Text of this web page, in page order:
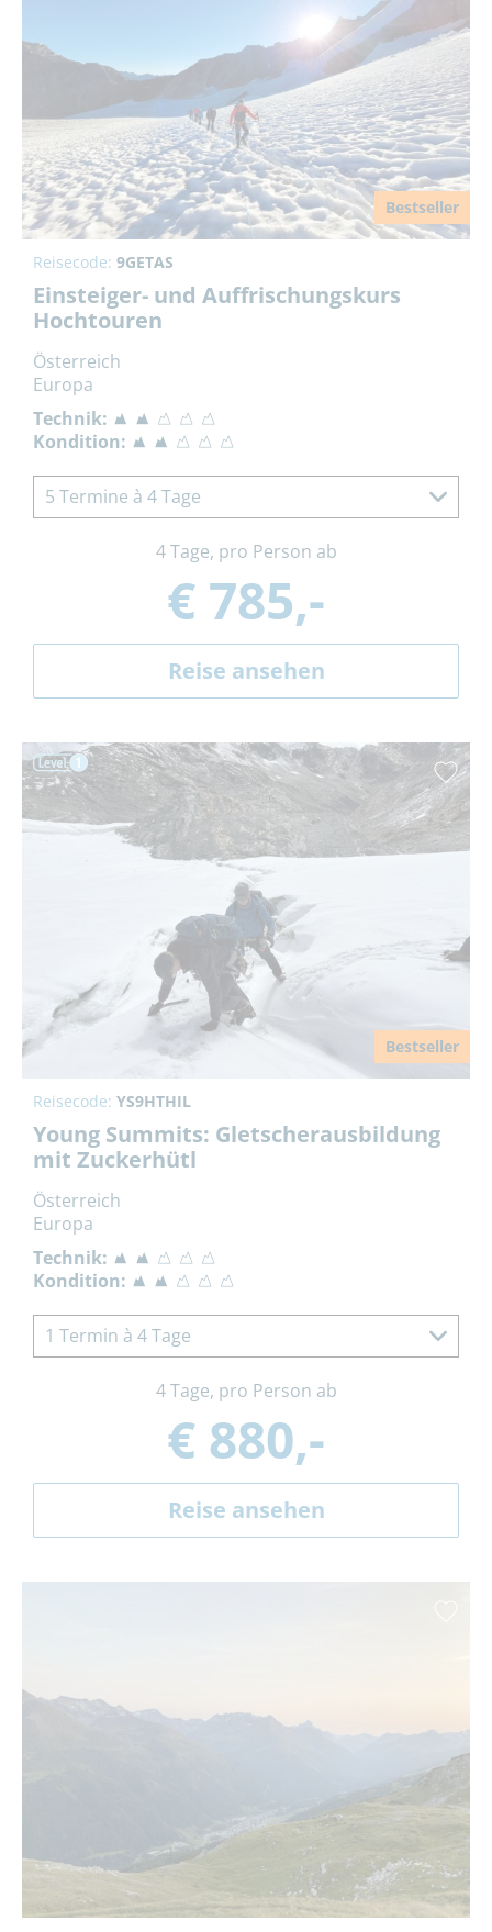
Bestseller
Reisecode: 9GETAS
Einsteiger- und Auffrischungskurs
Hochtouren
Österreich
Europa
Technik:
Kondition:
5 Termine à 4 Tage
4 Tage, pro Person ab
€ 785,-
Reise ansehen
Bestseller
Reisecode: YS9HTHIL
Young Summits: Gletscherausbildung
mit Zuckerhütl
Österreich
Europa
Technik:
Kondition:
1 Termin à 4 Tage
4 Tage, pro Person ab
€ 880,-
Reise ansehen